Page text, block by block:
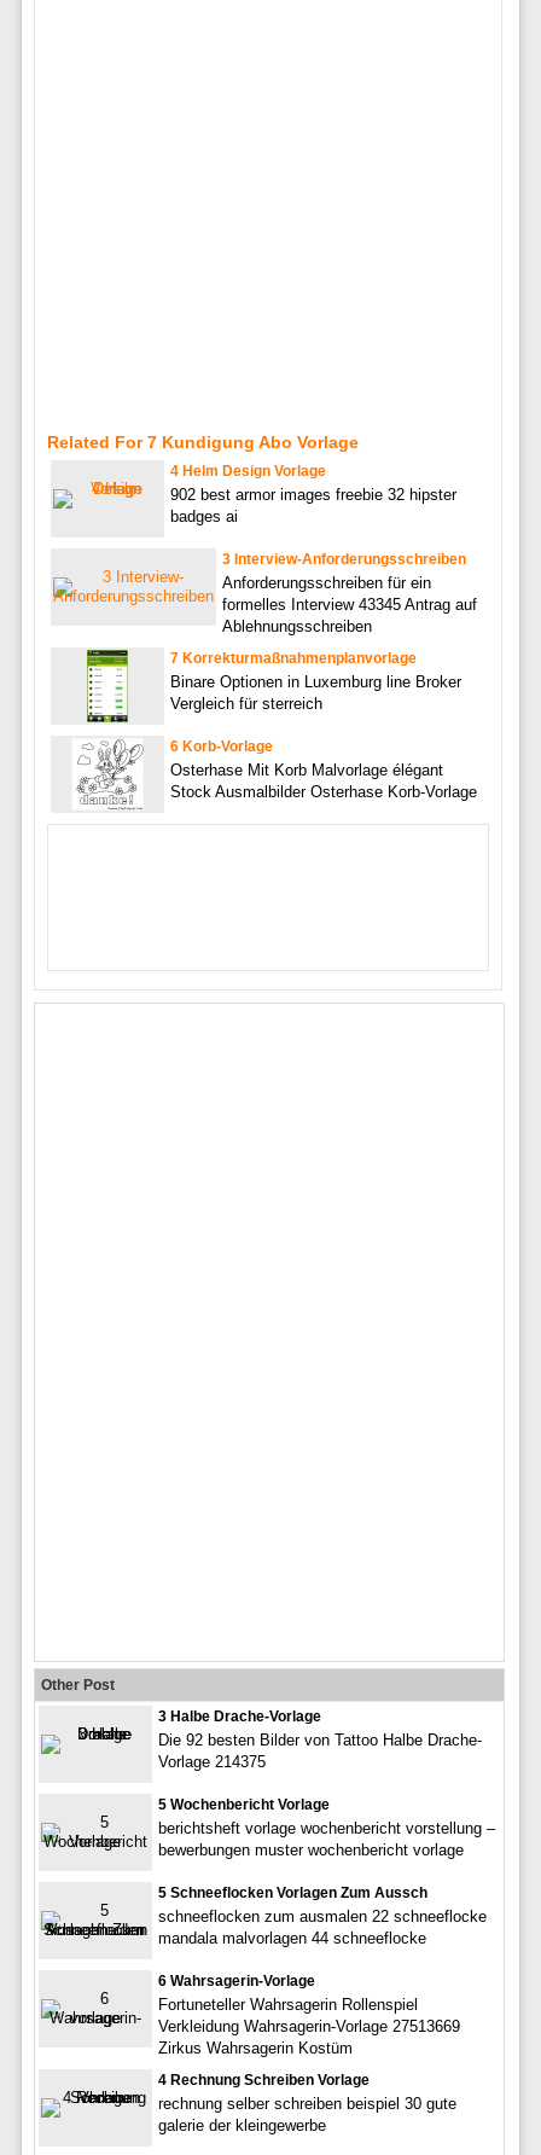
Related For 7 Kundigung Abo Vorlage
4 Helm Design Vorlage
902 best armor images freebie 32 hipster
badges ai
3 Interview-Anforderungsschreiben
Anforderungsschreiben für ein
formelles Interview 43345 Antrag auf
Ablehnungsschreiben
7 Korrekturmaßnahmenplanvorlage
Binare Optionen in Luxemburg line Broker
Vergleich für sterreich
6 Korb-Vorlage
Osterhase Mit Korb Malvorlage élégant
Stock Ausmalbilder Osterhase Korb-Vorlage
Other Post
3 Halbe Drache-Vorlage
Die 92 besten Bilder von Tattoo Halbe Drache-
Vorlage 214375
5 Wochenbericht Vorlage
berichtsheft vorlage wochenbericht vorstellung –
bewerbungen muster wochenbericht vorlage
5 Schneeflocken Vorlagen Zum Aussch
schneeflocken zum ausmalen 22 schneeflocke
mandala malvorlagen 44 schneeflocke
6 Wahrsagerin-Vorlage
Fortuneteller Wahrsagerin Rollenspiel
Verkleidung Wahrsagerin-Vorlage 27513669
Zirkus Wahrsagerin Kostüm
4 Rechnung Schreiben Vorlage
rechnung selber schreiben beispiel 30 gute
galerie der kleingewerbe